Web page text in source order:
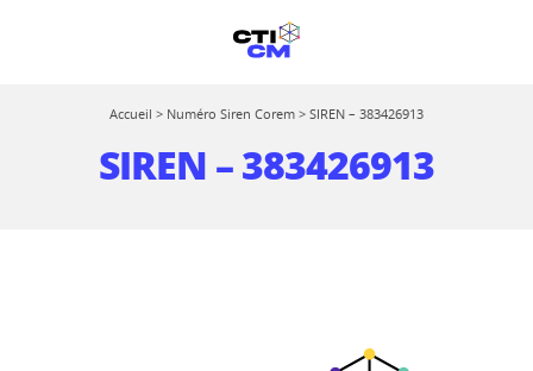
Accueil > Numéro Siren Corem > SIREN – 383426913
SIREN – 383426913